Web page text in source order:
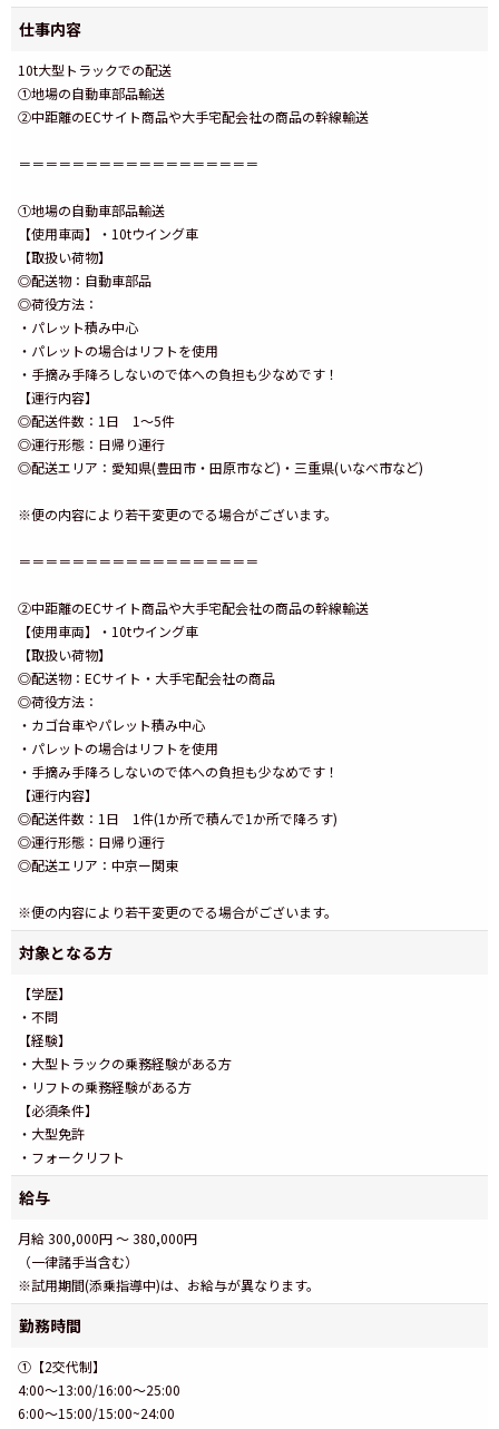
仕事内容
10t大型トラックでの配送
①地場の自動車部品輸送
②中距離のECサイト商品や大手宅配会社の商品の幹線輸送
＝＝＝＝＝＝＝＝＝＝＝＝＝＝＝＝＝＝
①地場の自動車部品輸送
【使用車両】・10tウイング車
【取扱い荷物】
◎配送物：自動車部品
◎荷役方法：
・パレット積み中心
・パレットの場合はリフトを使用
・手摘み手降ろしないので体への負担も少なめです！
【運行内容】
◎配送件数：1日 1～5件
◎運行形態：日帰り運行
◎配送エリア：愛知県(豊田市・田原市など)・三重県(いなべ市など)
※便の内容により若干変更のでる場合がございます。
＝＝＝＝＝＝＝＝＝＝＝＝＝＝＝＝＝＝
②中距離のECサイト商品や大手宅配会社の商品の幹線輸送
【使用車両】・10tウイング車
【取扱い荷物】
◎配送物：ECサイト・大手宅配会社の商品
◎荷役方法：
・カゴ台車やパレット積み中心
・パレットの場合はリフトを使用
・手摘み手降ろしないので体への負担も少なめです！
【運行内容】
◎配送件数：1日 1件(1か所で積んで1か所で降ろす)
◎運行形態：日帰り運行
◎配送エリア：中京ー関東
※便の内容により若干変更のでる場合がございます。
対象となる方
【学歴】
・不問
【経験】
・大型トラックの乗務経験がある方
・リフトの乗務経験がある方
【必須条件】
・大型免許
・フォークリフト
給与
月給 300,000円 ～ 380,000円
（一律諸手当含む）
※試用期間(添乗指導中)は、お給与が異なります。
勤務時間
①【2交代制】
4:00～13:00/16:00～25:00
6:00～15:00/15:00~24:00